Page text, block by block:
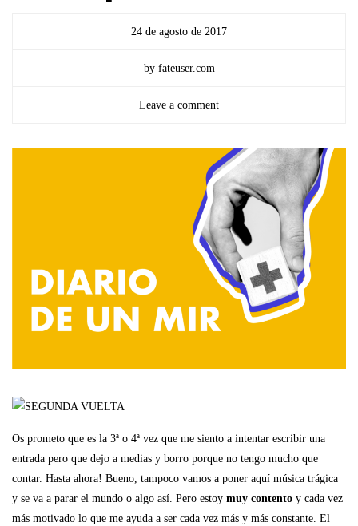
24 de agosto de 2017
by fateuser.com
Leave a comment
Os prometo que es la 3ª o 4ª vez que me siento a intentar escribir una
entrada pero que dejo a medias y borro porque no tengo mucho que
contar. Hasta ahora! Bueno, tampoco vamos a poner aquí música trágica
y se va a parar el mundo o algo así. Pero estoy muy contento y cada vez
más motivado lo que me ayuda a ser cada vez más y más constante. El